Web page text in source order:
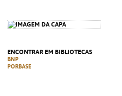
ENCONTRAR EM BIBLIOTECAS
BNP
PORBASE